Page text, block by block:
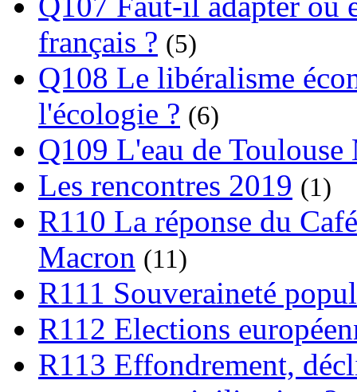
français ? (5)
Q108 Le libéralisme
l'écologie ? (6)
Q109 L'eau de
Les rencontres 2019 (1)
R110 La réponse du
Macron (11)
R111 Souveraineté
R112 Elections
R113 Effondrement,